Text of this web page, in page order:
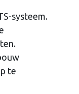
systeem.
te